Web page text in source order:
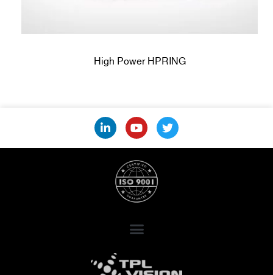
High Power HPRING